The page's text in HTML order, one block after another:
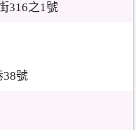
316之1號
38號